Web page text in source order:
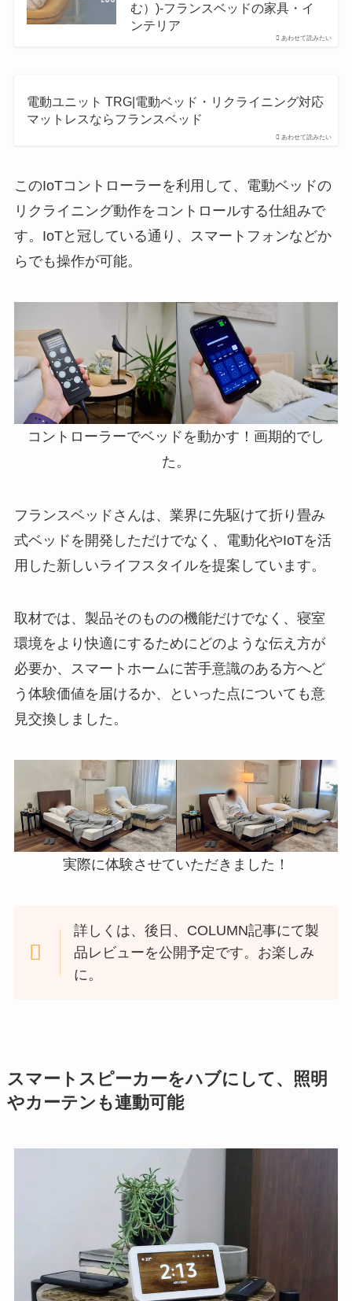
あわせて読みたい
む）)-フランスベッドの家具・イ
ンテリア
あわせて読みたい
電動ユニット TRG|電動ベッド・リクライニング対応
マットレスならフランスベッド
このIoTコントローラーを利用して、電動ベッドの
リクライニング動作をコントロールする仕組みで
す。IoTと冠している通り、スマートフォンなどか
らでも操作が可能。
コントローラーでベッドを動かす！画期的でし
た。
フランスベッドさんは、業界に先駆けて折り畳み
式ベッドを開発しただけでなく、電動化やIoTを活
用した新しいライフスタイルを提案しています。
取材では、製品そのものの機能だけでなく、寝室
環境をより快適にするためにどのような伝え方が
必要か、スマートホームに苦手意識のある方へど
う体験価値を届けるか、といった点についても意
見交換しました。
実際に体験させていただきました！
詳しくは、後日、COLUMN記事にて製
品レビューを公開予定です。お楽しみ
に。
スマートスピーカーをハブにして、照明
やカーテンも連動可能